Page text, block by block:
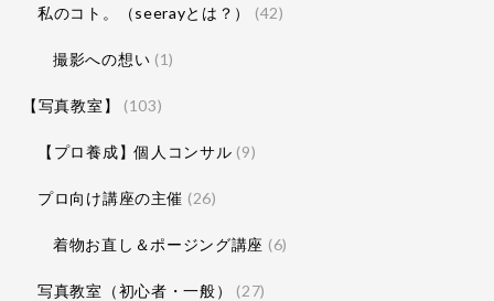
私のコト。（seerayとは？） (42)
撮影への想い (1)
【写真教室】 (103)
【プロ養成】個人コンサル (9)
プロ向け講座の主催 (26)
着物お直し＆ポージング講座 (6)
写真教室（初心者・一般） (27)